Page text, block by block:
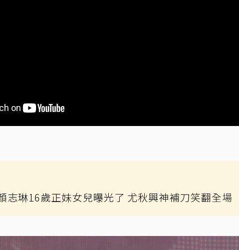
志琳16歲正妹女兒曝光了 尤秋興神補刀笑翻全場